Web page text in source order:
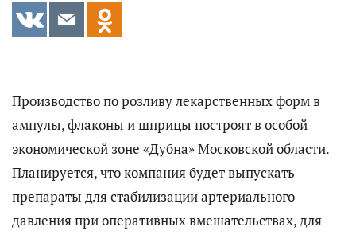
Производство по розливу лекарственных форм в
ампулы, флаконы и шприцы построят в особой
экономической зоне «Дубна» Московской области.
Планируется, что компания будет выпускать
препараты для стабилизации артериального
давления при оперативных вмешательствах, для